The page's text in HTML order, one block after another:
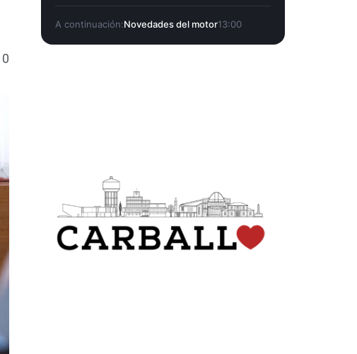
0
A continuación:Novedades del motor13:00